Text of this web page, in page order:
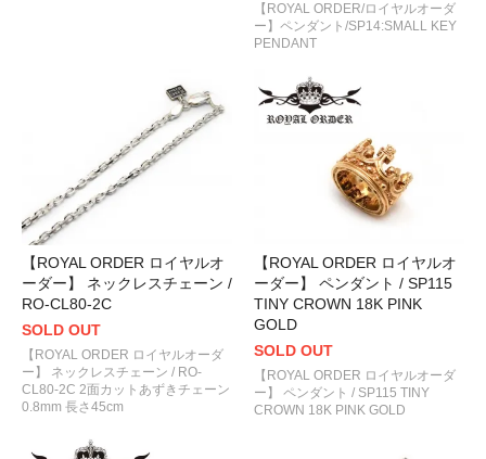
【ROYAL ORDER/ロイヤルオーダ
ー】ペンダント/SP14:SMALL KEY
PENDANT
【ROYAL ORDER ロイヤルオ
ーダー】 ネックレスチェーン /
RO-CL80-2C
SOLD OUT
【ROYAL ORDER ロイヤルオーダ
ー】 ネックレスチェーン / RO-
CL80-2C 2面カットあずきチェーン
0.8mm 長さ45cm
【ROYAL ORDER ロイヤルオ
ーダー】 ペンダント / SP115
TINY CROWN 18K PINK
GOLD
SOLD OUT
【ROYAL ORDER ロイヤルオーダ
ー】 ペンダント / SP115 TINY
CROWN 18K PINK GOLD